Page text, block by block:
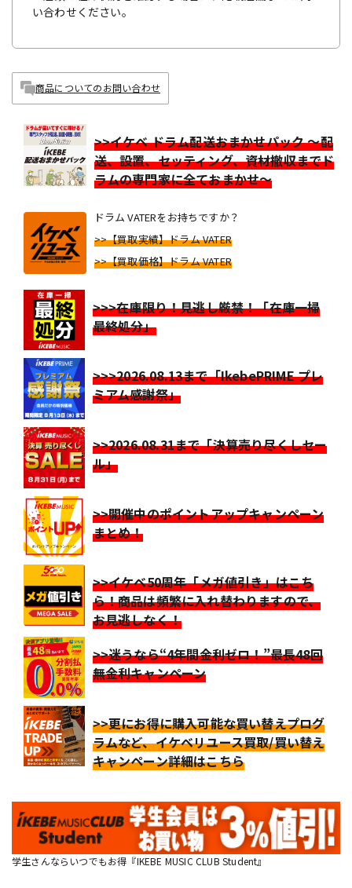
い合わせください。
商品についてのお問い合わせ
>>イケベ ドラム配送おまかせパック ～配
送、設置、セッティング、資材撤収までド
ラムの専門家に全ておまかせ～
ドラム VATERをお持ちですか？
>>【買取実績】ドラム VATER
>>【買取価格】ドラム VATER
>>>在庫限り！見逃し厳禁！「在庫一掃
最終処分」
>>>2026.08.13まで「IkebePRIME プレ
ミアム感謝祭」
>>2026.08.31まで「決算売り尽くしセー
ル」
>>開催中のポイントアップキャンペーン
まとめ！
>>イケベ50周年「メガ値引き」はこち
ら！商品は頻繁に入れ替わりますので、
お見逃しなく！
>>迷うなら“4年間金利ゼロ！”最長48回
無金利キャンペーン
>>更にお得に購入可能な買い替えプログ
ラムなど、イケベリユース買取/買い替え
キャンペーン詳細はこちら
学生さんならいつでもお得『IKEBE MUSIC CLUB Student』